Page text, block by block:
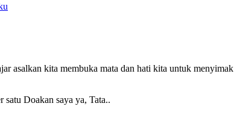
asalkan kita membuka mata dan hati kita untuk
satu Doakan saya ya, Tata..